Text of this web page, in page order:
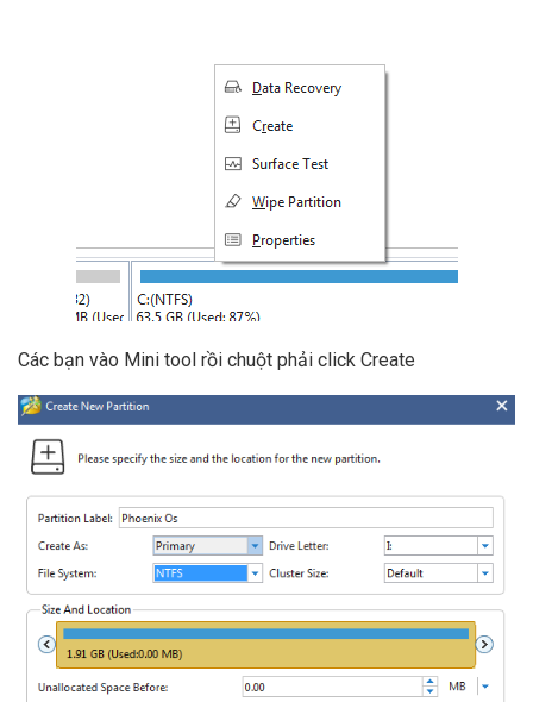
Các bạn vào Mini tool rồi chuột phải click Create